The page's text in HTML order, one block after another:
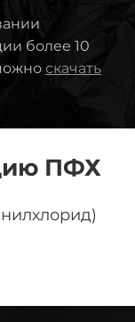
более 10
скачать
ПФХ